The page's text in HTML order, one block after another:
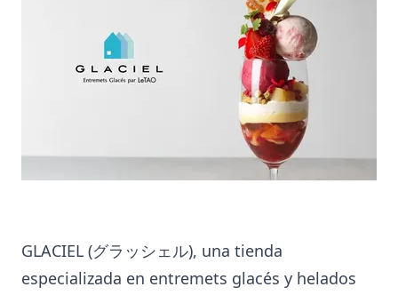
GLACIEL (グラッシェル), una tienda
especializada en entremets glacés y helados